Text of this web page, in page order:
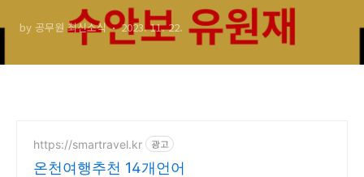
by 공무원 최신소식 2023. 11. 22.
https://smartravel.kr 광고
온천여행추천 14개언어